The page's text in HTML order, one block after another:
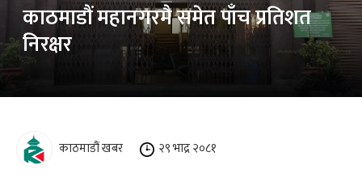
काठमाडौं महानगरमै समेत पाँच प्रतिशत
निरक्षर
काठमाडौं खबर २९ भाद्र २०८१